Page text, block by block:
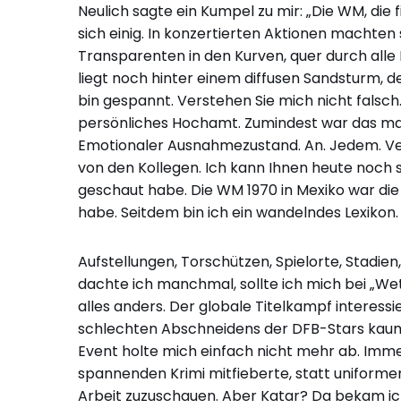
Neulich sagte ein Kumpel zu mir: „Die WM,
sich einig. In konzertierten Aktionen
Transparenten in den Kurven, quer durch
liegt noch hinter einem diffusen Sandsturm,
bin gespannt. Verstehen Sie mich nicht
persönliches Hochamt. Zumindest war das
Emotionaler Ausnahmezustand. An. Jedem.
von den Kollegen. Ich kann Ihnen heute
geschaut habe. Die WM 1970 in Mexiko war
habe. Seitdem bin ich ein wandelndes Lexikon.
Aufstellungen, Torschützen, Spielorte,
dachte ich manchmal, sollte ich mich bei
alles anders. Der globale Titelkampf
schlechten Abschneidens der DFB-Stars
Event holte mich einfach nicht mehr ab.
spannenden Krimi mitfieberte, statt
Arbeit zuzuschauen. Aber Katar? Da bekam